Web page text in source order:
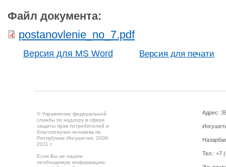
Файл документа:
postanovlenie_no_7.pdf
Версия для MS Word Версия для печати
© Управление федеральной
службы по надзору в сфере
защиты прав потребителей и
благополучия человека по
Республике Ингушетия, 2006-
2011 г.
Если Вы не нашли
необходимую информацию,
Адрес:
Тел.: +7